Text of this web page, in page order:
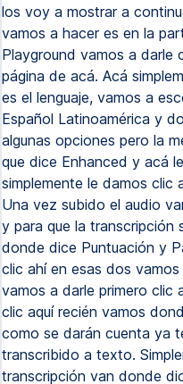
los voy a mostrar a
vamos a hacer es en la
Playground vamos a darle
página de acá. Acá
es el lenguaje, vamos a
Español Latinoamérica y
algunas opciones pero la
que dice Enhanced y acá
simplemente le damos clic
Una vez subido el audio
y para que la transcripción
donde dice Puntuación y
clic ahí en esas dos
vamos a darle primero clic
clic aquí recién vamos
como se darán cuenta ya
transcribido a texto.
transcripción van donde